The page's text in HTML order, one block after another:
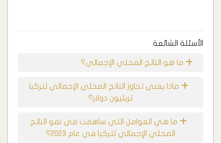
الأسئلة الشائعة
ما هو الناتج المحلي الإجمالي؟
ماذا يعني تجاوز الناتج المحلي الإجمالي لتركيا
تريليون دولار؟
ما هي العوامل التي ساهمت في نمو الناتج
المحلي الإجمالي لتركيا في عام 2023؟